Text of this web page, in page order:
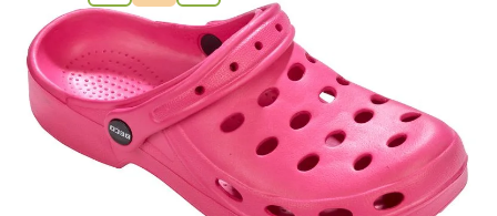
427₴
Є в наявності
КУПИТИ